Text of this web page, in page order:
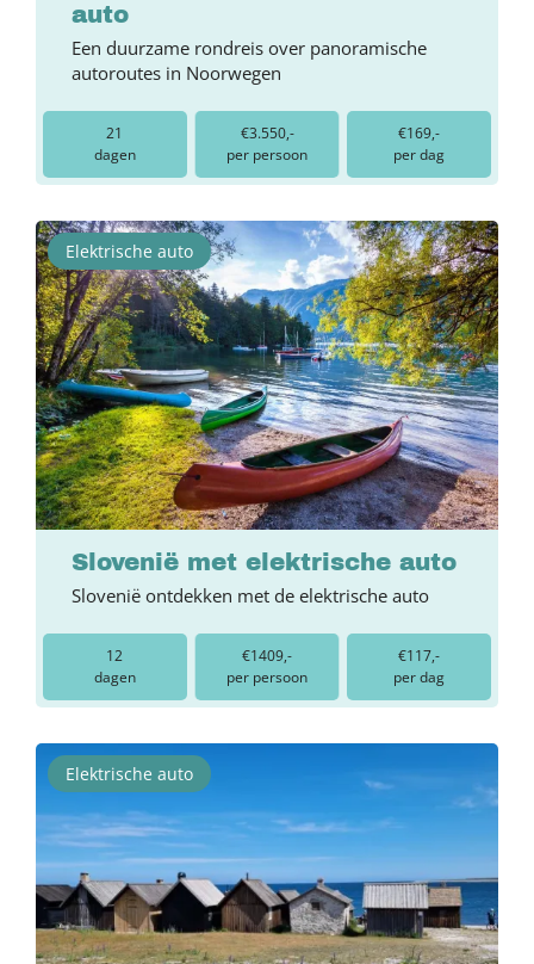
auto
Een duurzame rondreis over panoramische
autoroutes in Noorwegen
21
dagen
€3.550,-
per persoon
€169,-
per dag
Elektrische auto
Slovenië met elektrische auto
Slovenië ontdekken met de elektrische auto
12
dagen
€1409,-
per persoon
€117,-
per dag
Elektrische auto